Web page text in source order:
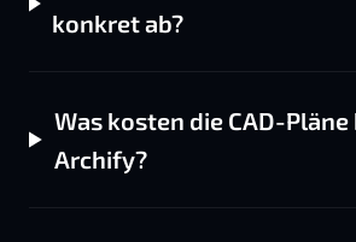
konkret ab?
Was kosten die CAD-Pläne
Archify?